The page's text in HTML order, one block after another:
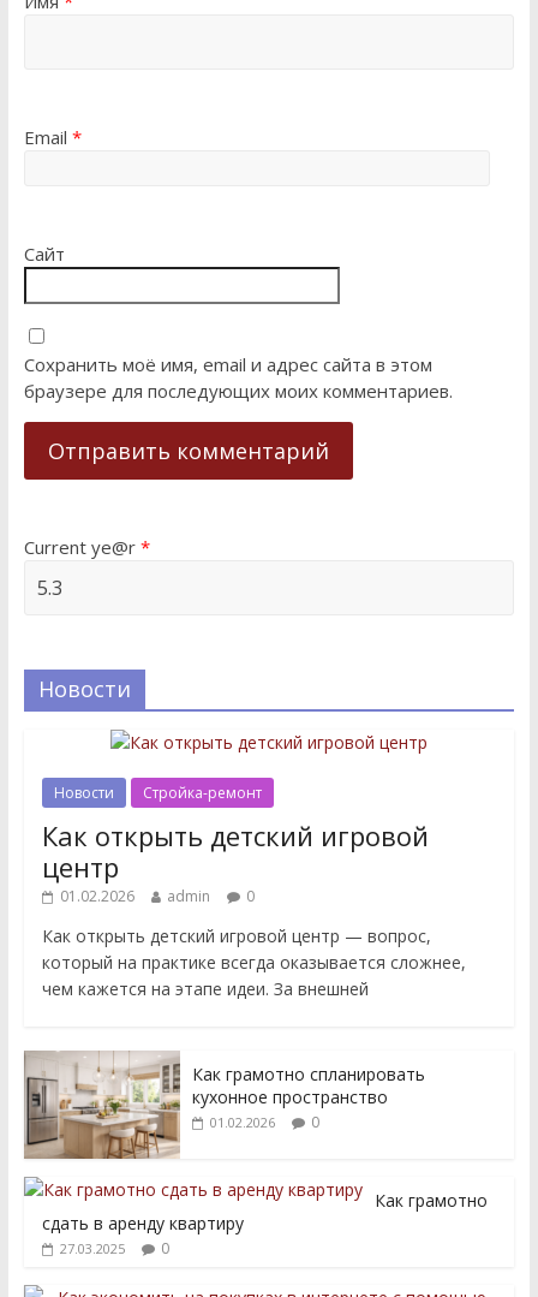
Email *
Сайт
Сохранить моё имя, email и адрес сайта в этом
браузере для последующих моих комментариев.
Current ye@r *
Новости
Новости Стройка-ремонт
Как открыть детский игровой
центр
01.02.2026 admin 0
Как открыть детский игровой центр — вопрос,
который на практике всегда оказывается сложнее,
чем кажется на этапе идеи. За внешней
Как грамотно спланировать
кухонное пространство
01.02.2026 0
Как грамотно
сдать в аренду квартиру
27.03.2025 0